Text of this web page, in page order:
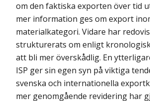
om den faktiska exporten över tid
mer information ges om export
materialkategori. Vidare har
strukturerats om enligt
att bli mer överskådlig. En
ISP ger sin egen syn på viktiga
svenska och internationella
mer genomgående revidering har